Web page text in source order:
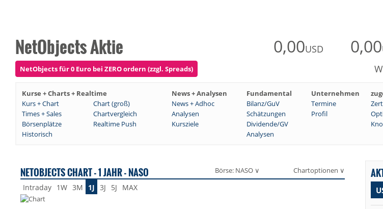
NetObjects Aktie 0,00USD 0,00
NetObjects für 0 Euro bei ZERO ordern (zzgl. Spreads)
Kurse + Charts + Realtime News + Analysen Fundamental Unternehmen
Kurs + Chart
Chart (groß) News + Adhoc Bilanz/GuV Termine
Times + Sales
Chartvergleich Analysen Schätzungen Profil
Börsenplätze
Realtime Push Kursziele Dividende/GV
Historisch
Analysen
NETOBJECTS CHART - 1 JAHR - NASO Börse: NASO ∨ Chartoptionen ∨
Intraday 1W 3M 1J 3J 5J MAX